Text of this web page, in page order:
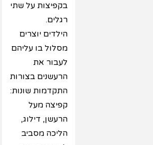
בקפיצות על שתי
רגלים.
הילדים יוצרים
מסלול בו עליהם
לעבור את
הרעשנים בצורות
התקדמות שונות:
קפיצה מעל
הרעשן, דילוג,
הליכה מסביב